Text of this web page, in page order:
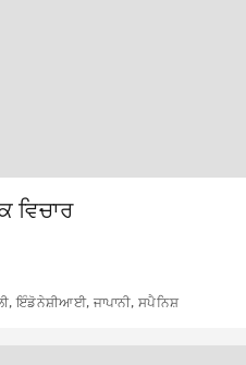
ਇੰਡੋਨੇਸ਼ੀਆਈ, ਜਾਪਾਨੀ, ਸਪੈਨਿਸ਼